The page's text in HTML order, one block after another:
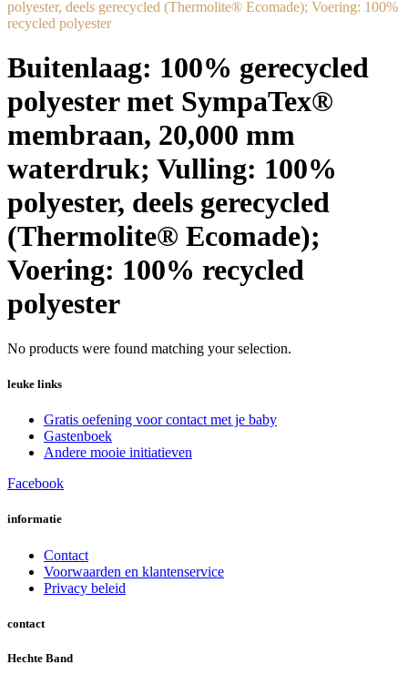
polyester, deels gerecycled (Thermolite® Ecomade); Voering: 100%
recycled polyester
Buitenlaag: 100% gerecycled
polyester met SympaTex®
membraan, 20,000 mm
waterdruk; Vulling: 100%
polyester, deels gerecycled
(Thermolite® Ecomade);
Voering: 100% recycled
polyester
No products were found matching your selection.
leuke links
Gratis oefening voor contact met je baby
Gastenboek
Andere mooie initiatieven
Facebook
informatie
Contact
Voorwaarden en klantenservice
Privacy beleid
contact
Hechte Band